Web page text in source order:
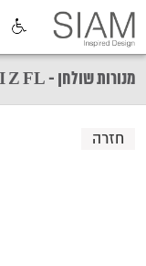
מנורות שולחן - KAI Z FL
חזרה